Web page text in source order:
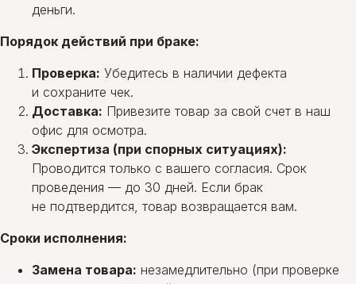
деньги.
Порядок действий при браке:
Проверка: Убедитесь в наличии дефекта
и сохраните чек.
Доставка: Привезите товар за свой счет в наш
офис для осмотра.
Экспертиза (при спорных ситуациях):
Проводится только с вашего согласия. Срок
проведения — до 30 дней. Если брак
не подтвердится, товар возвращается вам.
Сроки исполнения:
Замена товара: незамедлительно (при проверке